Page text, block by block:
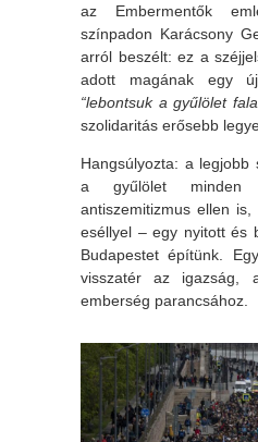
az Embermentők
színpadon Karácsony
arról beszélt: ez a
adott magának egy
“lebontsuk a gyűlölet
szolidaritás erősebb
Hangsúlyozta: a
a gyűlölet
antiszemitizmus ellen
eséllyel – egy nyitott és
Budapestet építünk.
visszatér az igazság,
emberség parancsához.